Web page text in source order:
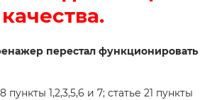
качества.
перестал функционировать
пункты 1,2,3,5,6 и 7; статье 21 пункты